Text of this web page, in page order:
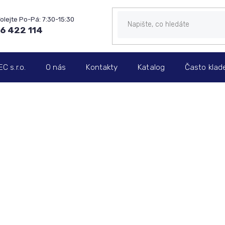
422 114
s.r.o. O nás Kontakty Katalog Často